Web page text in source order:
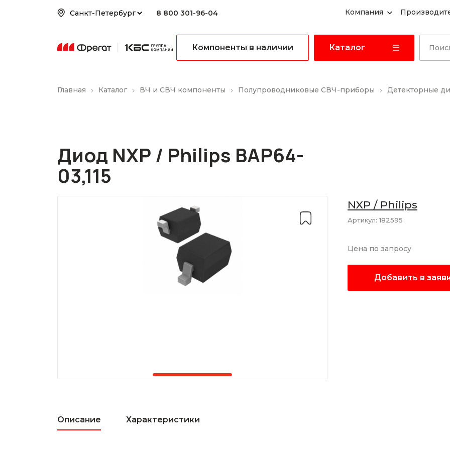
8 800 301-96-04 Компания
Компоненты в наличии Каталог
Главная Каталог ВЧ и СВЧ компоненты Полупроводниковые СВЧ-приборы Детекторные
Диод NXP / Philips BAP64-
03,115
NXP / Philips
Артикул: 182595
Цена по запросу
Добавить в
Описание Характеристики